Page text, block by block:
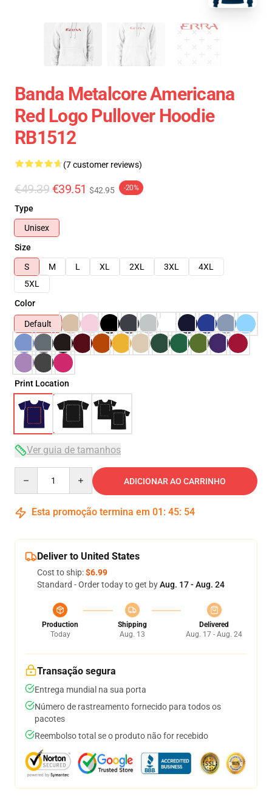
Banda Metalcore Americana
Red Logo Pullover Hoodie
RB1512
(7 customer reviews)
€49.39 €39.51 $42.95 -20%
Type
Unisex
Size
S
M L XL 2XL 3XL
4XL
5XL
Color
Default
Print Location
Ver guia de tamanhos
ADICIONAR AO CARRINHO
Esta promoção termina em 01 : 45: 53
Deliver to United States
Cost to ship:$6.99
Standard - Order today to get byAug. 17 - Aug. 24
Production
Today
Shipping
Aug. 13
Delivered
Aug. 17 - Aug. 24
Transação segura
Entrega mundial na sua porta
Número de rastreamento fornecido para todos os
pacotes
Reembolso total se o produto não for recebido